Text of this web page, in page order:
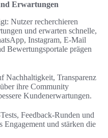
Erwartungen
Nutzer recherchieren
und erwarten schnelle,
Instagram, E‑Mail
Bewertungsportale prägen
Nachhaltigkeit, Transparenz
ihre Community
Kundenerwartungen.
Feedback‑Runden und
Engagement und stärken die